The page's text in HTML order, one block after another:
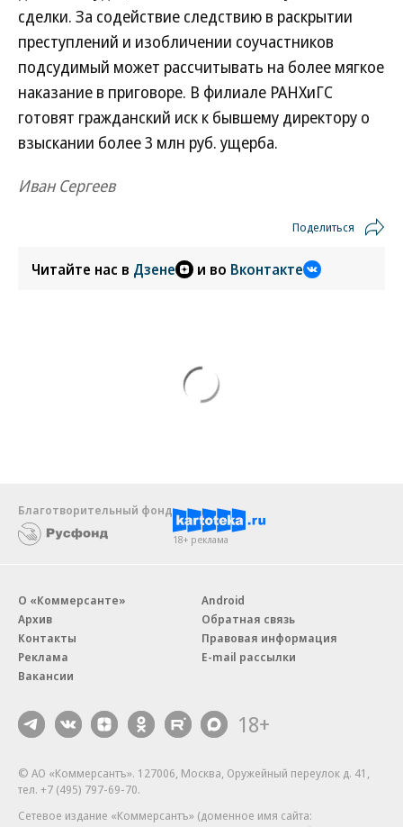
сделки. За содействие следствию в раскрытии
преступлений и изобличении соучастников
подсудимый может рассчитывать на более мягкое
наказание в приговоре. В филиале РАНХиГС
готовят гражданский иск к бывшему директору о
взыскании более 3 млн руб. ущерба.
Иван Сергеев
Поделиться
Читайте нас в Дзене и во Вконтакте
Благотворительный фонд
18+ реклама
О «Коммерсанте»
Архив
Контакты
Реклама
Вакансии
Android
Обратная связь
Правовая информация
E-mail рассылки
18+
© АО «Коммерсантъ». 127006, Москва, Оружейный переулок д. 41,
тел. +7 (495) 797-69-70.
Сетевое издание «Коммерсантъ» (доменное имя сайта: